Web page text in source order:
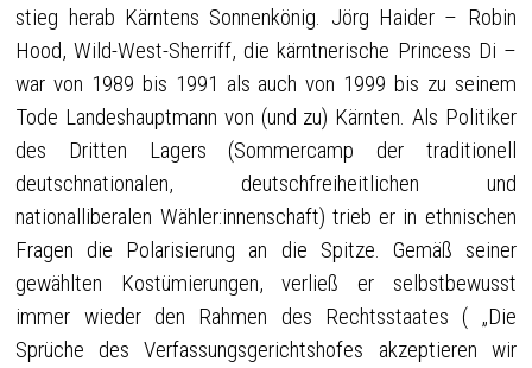
stieg herab Kärntens Sonnenkönig. Jörg Haider – Robin
Hood, Wild-West-Sherriff, die kärntnerische Princess Di –
war von 1989 bis 1991 als auch von 1999 bis zu seinem
Tode Landeshauptmann von (und zu) Kärnten. Als Politiker
des Dritten Lagers (Sommercamp der traditionell
deutschnationalen, deutschfreiheitlichen und
nationalliberalen Wähler:innenschaft) trieb er in ethnischen
Fragen die Polarisierung an die Spitze. Gemäß seiner
gewählten Kostümierungen, verließ er selbstbewusst
immer wieder den Rahmen des Rechtsstaates ( „Die
Sprüche des Verfassungsgerichtshofes akzeptieren wir